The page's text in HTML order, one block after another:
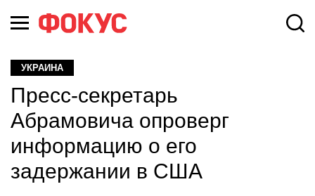
УКРАИНА
Пресс-секретарь
Абрамовича опроверг
информацию о его
задержании в США